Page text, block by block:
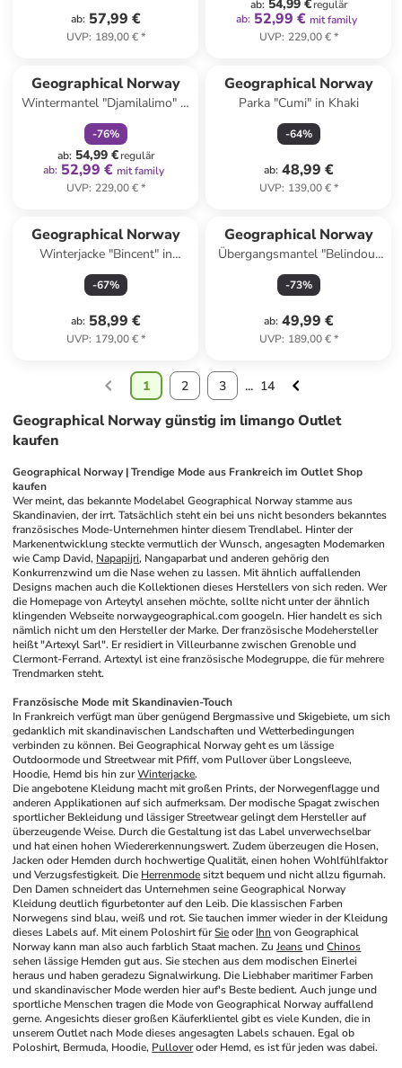
ab: 57,99 €
UVP: 189,00 €*
ab: 54,99 €regulär
ab: 52,99 € mit family
UVP: 229,00 €*
Geographical Norway
Wintermantel "Djamilalimo" in
Dunkelblau
-76%
ab: 54,99 €regulär
ab: 52,99 € mit family
UVP: 229,00 €*
Geographical Norway
Parka "Cumi" in Khaki
-64%
ab: 48,99 €
UVP: 139,00 €*
Geographical Norway
Winterjacke "Bincent" in
Schwarz
-67%
ab: 58,99 €
UVP: 179,00 €*
Geographical Norway
Übergangsmantel "Belindou"
in Beige
-73%
ab: 49,99 €
UVP: 189,00 €*
1 2 3 ... 14
Geographical Norway günstig im limango Outlet
kaufen
Geographical Norway | Trendige Mode aus Frankreich im Outlet Shop
kaufen
Wer meint, das bekannte Modelabel Geographical Norway stamme aus
Skandinavien, der irrt. Tatsächlich steht ein bei uns nicht besonders bekanntes
französisches Mode-Unternehmen hinter diesem Trendlabel. Hinter der
Markenentwicklung steckte vermutlich der Wunsch, angesagten Modemarken
wie Camp David, Napapijri, Nangaparbat und anderen gehörig den
Konkurrenzwind um die Nase wehen zu lassen. Mit ähnlich auffallenden
Designs machen auch die Kollektionen dieses Herstellers von sich reden. Wer
die Homepage von Arteytyl ansehen möchte, sollte nicht unter der ähnlich
klingenden Webseite norwaygeographical.com googeln. Hier handelt es sich
nämlich nicht um den Hersteller der Marke. Der französische Modehersteller
heißt "Artexyl Sarl". Er residiert in Villeurbanne zwischen Grenoble und
Clermont-Ferrand. Artextyl ist eine französische Modegruppe, die für mehrere
Trendmarken steht.
Französische Mode mit Skandinavien-Touch
In Frankreich verfügt man über genügend Bergmassive und Skigebiete, um sich
gedanklich mit skandinavischen Landschaften und Wetterbedingungen
verbinden zu können. Bei Geographical Norway geht es um lässige
Outdoormode und Streetwear mit Pfiff, vom Pullover über Longsleeve,
Hoodie, Hemd bis hin zur Winterjacke.
Die angebotene Kleidung macht mit großen Prints, der Norwegenflagge und
anderen Applikationen auf sich aufmerksam. Der modische Spagat zwischen
sportlicher Bekleidung und lässiger Streetwear gelingt dem Hersteller auf
überzeugende Weise. Durch die Gestaltung ist das Label unverwechselbar
und hat einen hohen Wiedererkennungswert. Zudem überzeugen die Hosen,
Jacken oder Hemden durch hochwertige Qualität, einen hohen Wohlfühlfaktor
und Verzugsfestigkeit. Die Herrenmode sitzt bequem und nicht allzu figurnah.
Den Damen schneidert das Unternehmen seine Geographical Norway
Kleidung deutlich figurbetonter auf den Leib. Die klassischen Farben
Norwegens sind blau, weiß und rot. Sie tauchen immer wieder in der Kleidung
dieses Labels auf. Mit einem Poloshirt für Sie oder Ihn von Geographical
Norway kann man also auch farblich Staat machen. Zu Jeans und Chinos
sehen lässige Hemden gut aus. Sie stechen aus dem modischen Einerlei
heraus und haben geradezu Signalwirkung. Die Liebhaber maritimer Farben
und skandinavischer Mode werden hier auf's Beste bedient. Auch junge und
sportliche Menschen tragen die Mode von Geographical Norway auffallend
gerne. Angesichts dieser großen Käuferklientel gibt es viele Kunden, die in
unserem Outlet nach Mode dieses angesagten Labels schauen. Egal ob
Poloshirt, Bermuda, Hoodie, Pullover oder Hemd, es ist für jeden was dabei.